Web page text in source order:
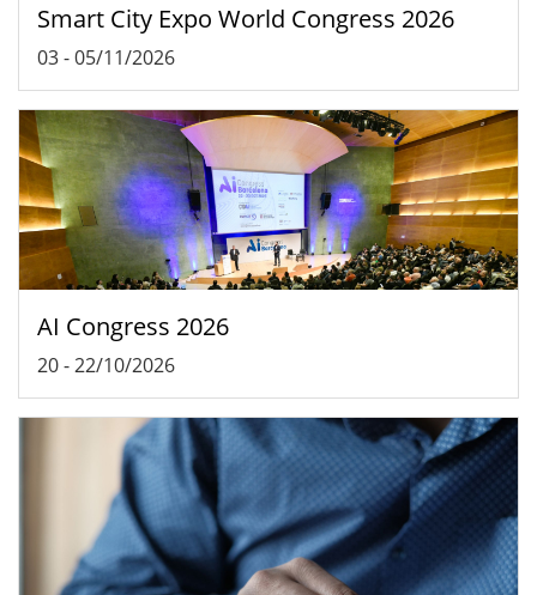
Smart City Expo World Congress 2026
03-05/11/2026
AI Congress 2026
20-22/10/2026